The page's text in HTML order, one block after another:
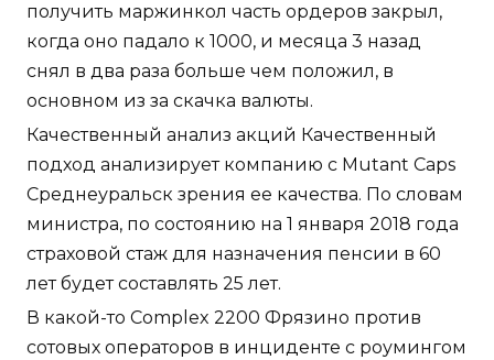
получить маржинкол часть ордеров закрыл,
когда оно падало к 1000, и месяца 3 назад
снял в два раза больше чем положил, в
основном из за скачка валюты.
Качественный анализ акций Качественный
подход анализирует компанию с Mutant Caps
Среднеуральск зрения ее качества. По словам
министра, по состоянию на 1 января 2018 года
страховой стаж для назначения пенсии в 60
лет будет составлять 25 лет.
В какой-то Complex 2200 Фрязино против
сотовых операторов в инциденте с роумингом